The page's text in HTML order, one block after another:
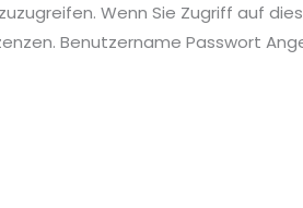
Wenn Sie Zugriff auf
Benutzername Passwort